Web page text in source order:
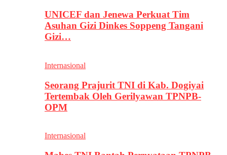
UNICEF dan Jenewa Perkuat Tim
Asuhan Gizi Dinkes Soppeng Tangani
Gizi…
Internasional
Seorang Prajurit TNI di Kab. Dogiyai
Tertembak Oleh Gerilyawan TPNPB-
OPM
Internasional